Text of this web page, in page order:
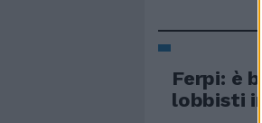
Ferpi: è
lobbisti